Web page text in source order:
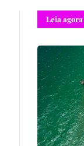
Leia agora